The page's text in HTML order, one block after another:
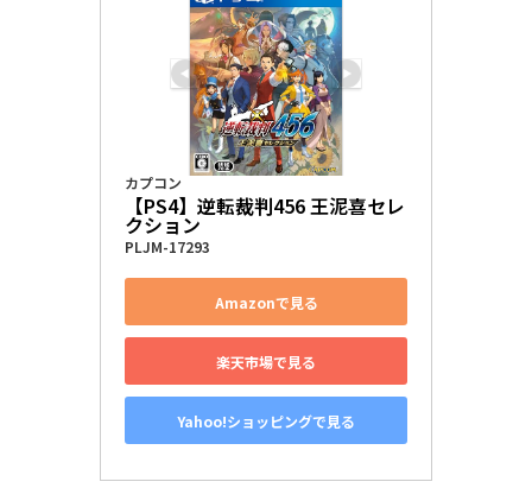
カプコン
【PS4】逆転裁判456 王泥喜セレ
クション
PLJM-17293
Amazonで見る
楽天市場で見る
Yahoo!ショッピングで見る